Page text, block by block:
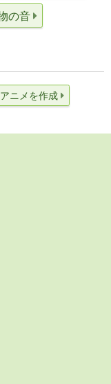
の音
ニメを作成